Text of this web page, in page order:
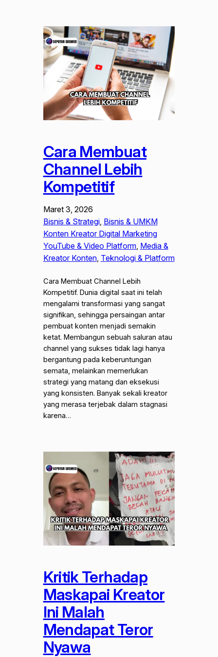
Cara Membuat
Channel Lebih
Kompetitif
Maret 3, 2026
Bisnis & Strategi, Bisnis & UMKM
Konten Kreator Digital Marketing
YouTube & Video Platform, Media &
Kreator Konten, Teknologi & Platform
Cara Membuat Channel Lebih
Kompetitif. Dunia digital saat ini telah
mengalami transformasi yang sangat
signifikan, sehingga persaingan antar
pembuat konten menjadi semakin
ketat. Membangun sebuah saluran atau
channel yang sukses tidak lagi hanya
bergantung pada keberuntungan
semata, melainkan memerlukan
strategi yang matang dan eksekusi
yang konsisten. Banyak sekali kreator
yang merasa terjebak dalam stagnasi
karena…
Kritik Terhadap
Maskapai Kreator
Ini Malah
Mendapat Teror
Nyawa